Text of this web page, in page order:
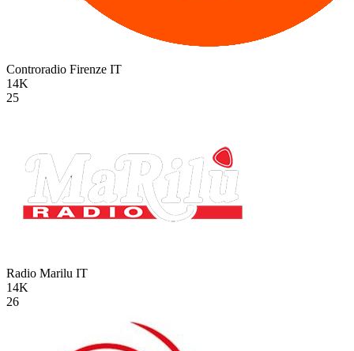
Controradio Firenze IT
14K
25
Radio Marilu IT
14K
26